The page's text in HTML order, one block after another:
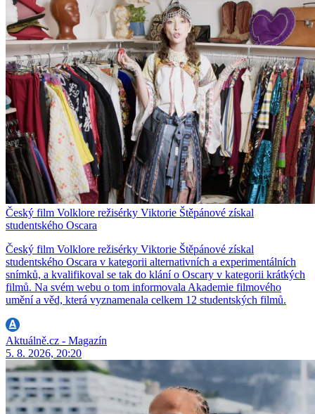
Český film Volklore režisérky Viktorie Štěpánové získal
studentského Oscara
Český film Volklore režisérky Viktorie Štěpánové získal
studentského Oscara v kategorii alternativních a experimentálních
snímků, a kvalifikoval se tak do klání o Oscary v kategorii krátkých
filmů. Na svém webu o tom informovala Akademie filmového
umění a věd, která vyznamenala celkem 12 studentských filmů.
Aktuálně.cz - Magazín
5. 8. 2026, 20:20